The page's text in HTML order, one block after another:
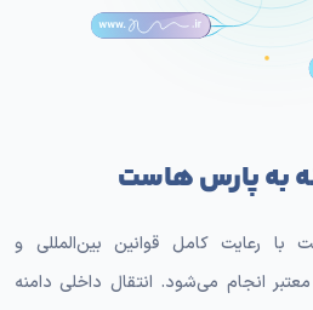
به پارس هاست
با رعایت کامل قوانین بین‌المللی و
انجام می‌شود. انتقال داخلی دامنه